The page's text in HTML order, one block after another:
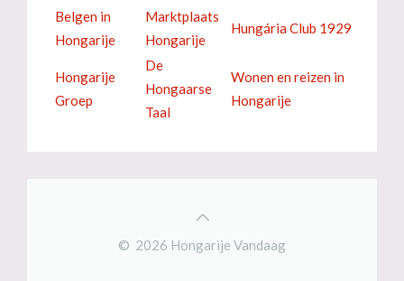
Belgen in
Hongarije
Marktplaats
Hongarije
Hungária Club 1929
Hongarije
Groep
De
Hongaarse
Taal
Wonen en reizen in
Hongarije
© 2026 Hongarije Vandaag